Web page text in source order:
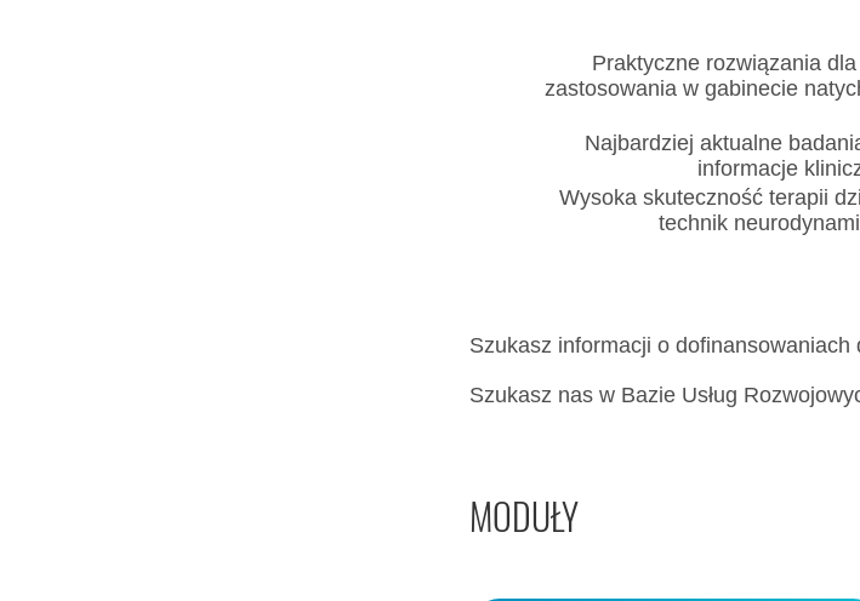
Praktyczne rozwiązania
zastosowania w gabinecie
Najbardziej aktualne
informacje
Wysoka skuteczność terapii
technik
Szukasz informacji o dofinansowaniach
Szukasz nas w Bazie Usług
MODUŁY